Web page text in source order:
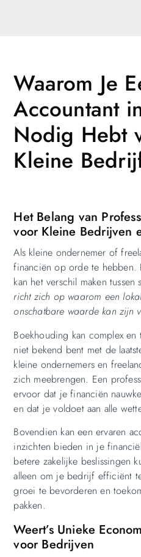
Waarom Je
Accountant
Nodig Hebt
Kleine
Het Belang van
voor Kleine Bedrijven
Als kleine ondernemer of
financiën op orde te hebben.
kan het verschil maken tussen
richt zich op waarom een
onschatbare waarde kan zijn
Boekhouding kan complex
niet bekend bent met de
kleine ondernemers en
zich meebrengen. Een
ervoor dat je financiën
en dat je voldoet aan alle
Bovendien kan een ervaren
inzichten bieden in je
betere zakelijke beslissingen
alleen om je bedrijf efficiënt
groei te bevorderen en
pakken.
Weert’s Unieke
voor Bedrijven